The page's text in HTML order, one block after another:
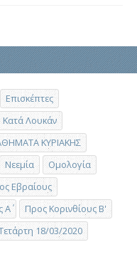
Επισκέπτες
Κατά Λουκάν
ΚΥΡΙΑΚΗΣ
Νεεμία
Ομολογία
Εβραίους
Προς Κορινθίους Β'
18/03/2020